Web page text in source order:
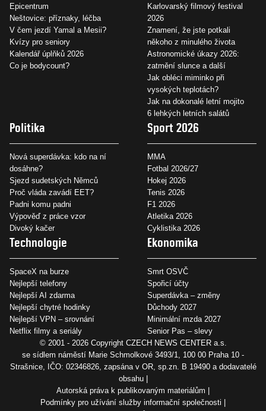
Epicentrum
Neštovice: příznaky, léčba
V čem jezdí Yamal a Mesii?
Kvízy pro seniory
Kalendář úplňků 2026
Co je bodycount?
Karlovarský filmový festival
2026
Znamení, že jste potkali
někoho z minulého života
Astronomické úkazy 2026:
zatmění slunce a další
Jak obléci miminko při
vysokých teplotách?
Jak na dokonalé letní mojito
6 lehkých letních salátů
Politika
Nová superdávka: kdo na ní
dosáhne?
Sjezd sudetských Němců
Proč vláda zavádí EET?
Padni komu padni
Výpověď z práce vzor
Divoký kačer
Sport 2026
MMA
Fotbal 2026/27
Hokej 2026
Tenis 2026
F1 2026
Atletika 2026
Cyklistika 2026
Technologie
SpaceX na burze
Nejlepší telefony
Nejlepší AI zdarma
Nejlepší chytré hodinky
Nejlepší VPN – srovnání
Netflix filmy a seriály
Ekonomika
Smrt OSVČ
Spořicí účty
Superdávka – změny
Důchody 2027
Minimální mzda 2027
Senior Pas – slevy
© 2001 - 2026 Copyright CZECH NEWS CENTER a.s.
se sídlem náměstí Marie Schmolkové 3493/1, 100 00 Praha 10 -
Strašnice, IČO: 02346826, zapsána v OR, sp.zn. B 19490 a dodavatelé
obsahu
Autorská práva k publikovaným materiálům
Podmínky pro užívání služby informační společnosti